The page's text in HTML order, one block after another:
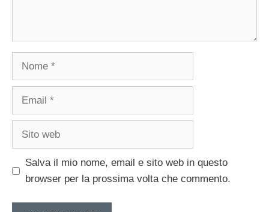
Nome
Email
Sito
Salva il mio nome, email e sito web in questo
browser per la prossima volta che commento.